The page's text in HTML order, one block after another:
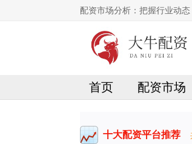
配资市场分析：把握行业动
首页 配资市场
十大配资平台推荐